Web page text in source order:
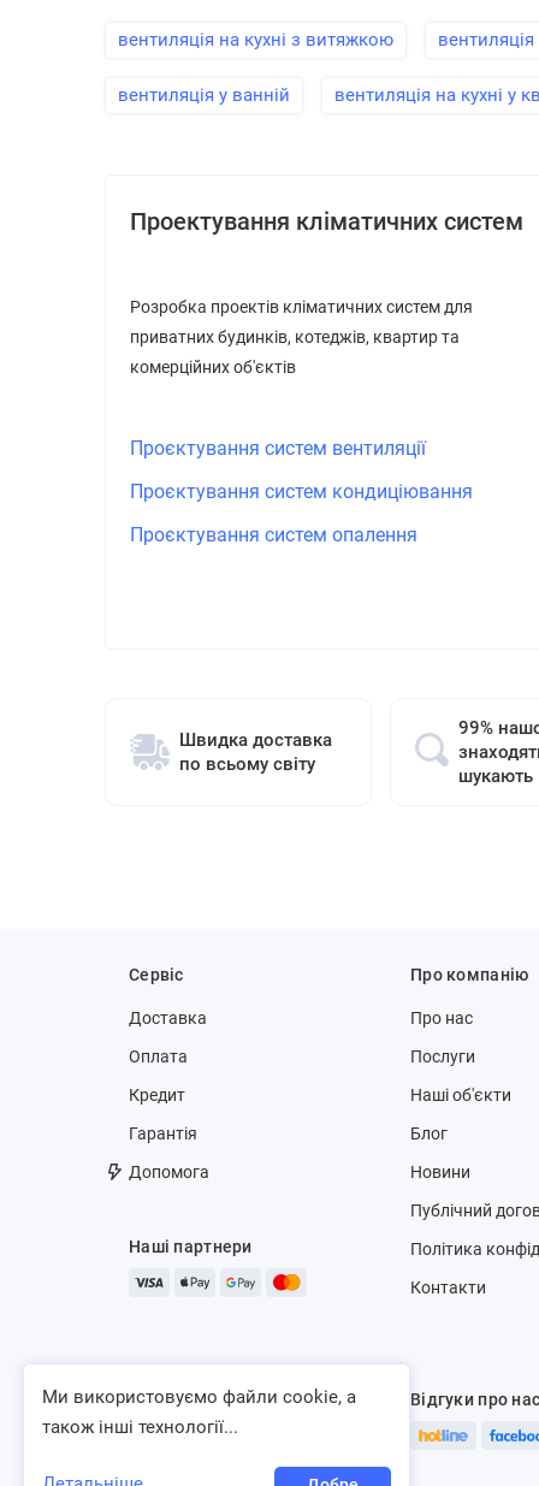
вентиляція на кухні з витяжкою
вентиляція у ванній вентиляція на кухні у
Проектування кліматичних систем
Розробка проектів кліматичних систем для
приватних будинків, котеджів, квартир та
комерційних об'єктів
Проєктування систем вентиляції
Проєктування систем кондиціювання
Проєктування систем опалення
Швидка доставка
по всьому світу
99%
шукають
Сервіс
Доставка
Оплата
Кредит
Гарантія
Допомога
Наші партнери
Про компанію
Про нас
Послуги
Наші об'єкти
Блог
Новини
Публічний
Політика
Контакти
Відгуки про нас
Ми використовуємо файли cookie, а
також інші технології...